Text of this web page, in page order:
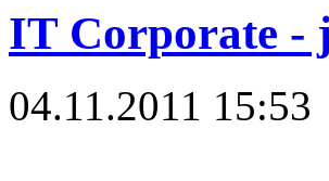
IT Corporate -
04.11.2011 15:53